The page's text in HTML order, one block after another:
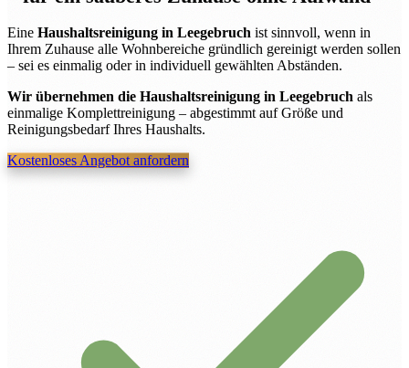
Eine Haushaltsreinigung in Leegebruch ist sinnvoll, wenn in
Ihrem Zuhause alle Wohnbereiche gründlich gereinigt werden sollen
– sei es einmalig oder in individuell gewählten Abständen.
Wir übernehmen die Haushaltsreinigung in Leegebruch als
einmalige Komplettreinigung – abgestimmt auf Größe und
Reinigungsbedarf Ihres Haushalts.
Kostenloses Angebot anfordern